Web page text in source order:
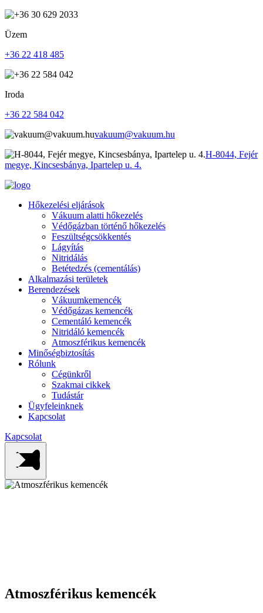
Üzem
+36 22 418 485
Iroda
+36 22 584 042
vakuum@vakuum.hu
H-8044, Fejér
megye, Kincsesbánya, Ipartelep u. 4.
Hőkezelési eljárások
Vákuum alatti hőkezelés
Védőgázban történő hőkezelés
Feszültségcsökkentés
Lágyítás
Nitridálás
Betétedzés (cementálás)
Alkalmazási területek
Berendezések
Vákuumkemencék
Védőgázas kemencék
Cementáló kemencék
Nitridáló kemencék
Atmoszférikus kemencék
Minőségbiztosítás
Rólunk
Cégünkről
Szakmai cikkek
Tudástár
Ügyfeleinknek
Kapcsolat
Kapcsolat
Atmoszférikus kemencék